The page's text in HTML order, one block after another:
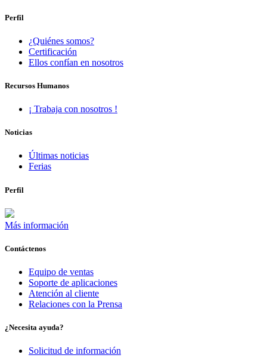
Perfil
¿Quiénes somos?
Certificación
Ellos confían en nosotros
Recursos Humanos
¡ Trabaja con nosotros !
Noticias
Últimas noticias
Ferias
Perfil
Más información
Contáctenos
Equipo de ventas
Soporte de aplicaciones
Atención al cliente
Relaciones con la Prensa
¿Necesita ayuda?
Solicitud de información